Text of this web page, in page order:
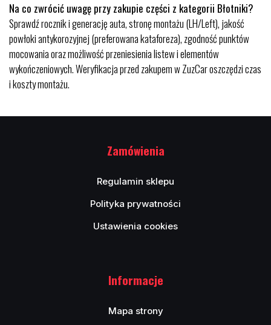
Na co zwrócić uwagę przy zakupie części z kategorii Błotniki?
Sprawdź rocznik i generację auta, stronę montażu (LH/Left), jakość
powłoki antykorozyjnej (preferowana kataforeza), zgodność punktów
mocowania oraz możliwość przeniesienia listew i elementów
wykończeniowych. Weryfikacja przed zakupem w ZuzCar oszczędzi czas
i koszty montażu.
Zamówienia
Regulamin sklepu
Polityka prywatności
Ustawienia cookies
Informacje
Mapa strony